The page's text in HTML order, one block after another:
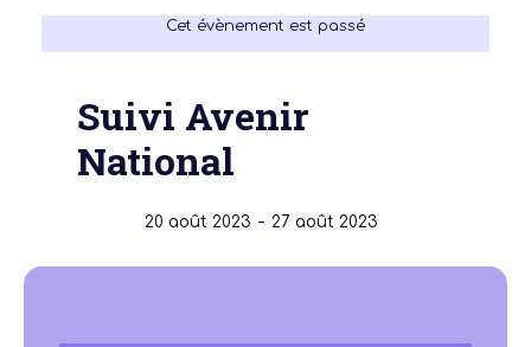
Cet évènement est passé
Suivi Avenir
National
20 août 2023 - 27 août 2023